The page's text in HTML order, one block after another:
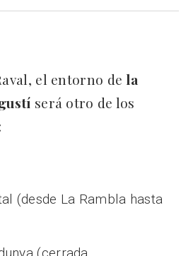
el entorno de la
será otro de los
(desde La Rambla hasta
(cerrada